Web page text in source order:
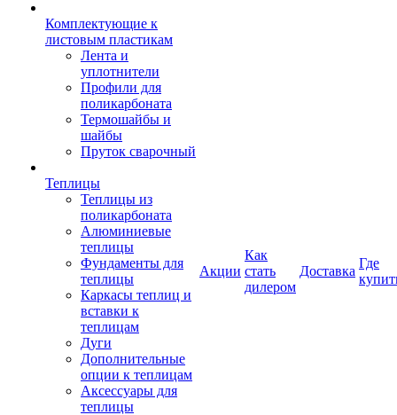
Комплектующие к
листовым пластикам
Лента и
уплотнители
Профили для
поликарбоната
Термошайбы и
шайбы
Пруток сварочный
Теплицы
Теплицы из
поликарбоната
Алюминиевые
теплицы
Фундаменты для
теплицы
Каркасы теплиц и
вставки к
теплицам
Дуги
Дополнительные
опции к теплицам
Аксессуары для
теплицы
Акции
Как
стать
дилером
Доставка
Где